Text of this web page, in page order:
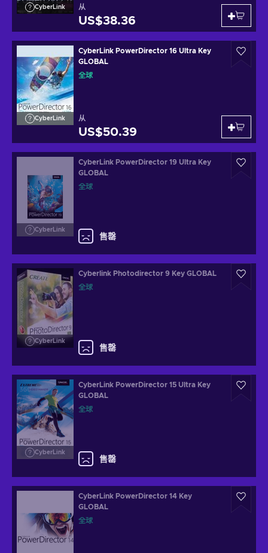
CyberLink 从
US$38.36
CyberLink
CyberLink PowerDirector 16 Ultra Key
GLOBAL
全球
从
US$50.39
CyberLink
CyberLink PowerDirector 19 Ultra Key
GLOBAL
全球
售罄
CyberLink
Cyberlink Photodirector 9 Key GLOBAL
全球
售罄
CyberLink
CyberLink PowerDirector 15 Ultra Key
GLOBAL
全球
售罄
CyberLink PowerDirector 14 Key
GLOBAL
全球